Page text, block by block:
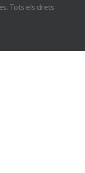
Tots els drets